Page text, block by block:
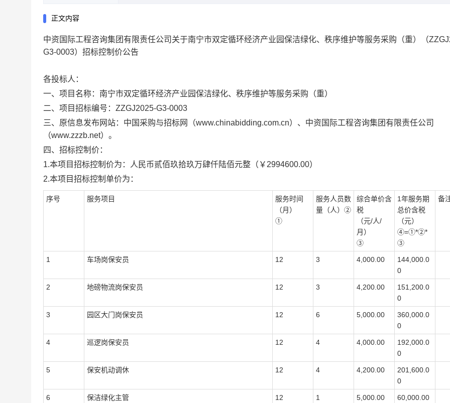
正文内容
中资国际工程咨询集团有限责任公司关于南宁市双定循环经济产业园保洁绿化、秩序维护等服务采购（重）（
G3-0003）招标控制价公告
各投标人：
一、项目名称： 南宁市双定循环经济产业园保洁绿化、秩序维护等服务采购（重）
二、项目招标编号： ZZGJ2025-G3-0003
三、原信息发布网站： 中国采购与招标网（www.chinabidding.com.cn）、中资国际工程咨询集团有限责任公司
（www.zzzb.net）。
四、招标控制价：
1.本项目招标控制价为：人民币贰佰玖拾玖万肆仟陆佰元整（ ￥2994600.00）
2.本项目招标控制单价为：
序号 服务项目
服务时间
（月）
①
服务人员数
量（人）②
综合单价含
税
（元/人/
月）
③
1年服务期
总价含税
（元）
④=①*②*
③
备
1 车场岗保安员 12 3 4,000.00
144,000.0
0
2 地磅物流岗保安员 12 3 4,200.00
151,200.0
0
3 园区大门岗保安员 12 6 5,000.00
360,000.0
0
4 巡逻岗保安员 12 4 4,000.00
192,000.0
0
5 保安机动调休 12 4 4,200.00
201,600.0
0
6 保洁绿化主管 12 1 5,000.00 60,000.00